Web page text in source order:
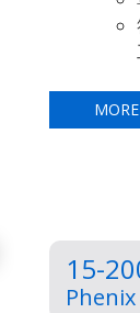
MORE
15-